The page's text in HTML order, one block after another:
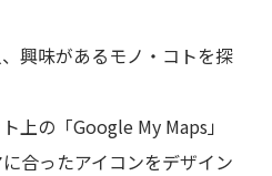
興味があるモノ・コトを探
上の「Google My Maps」
合ったアイコンをデザイン